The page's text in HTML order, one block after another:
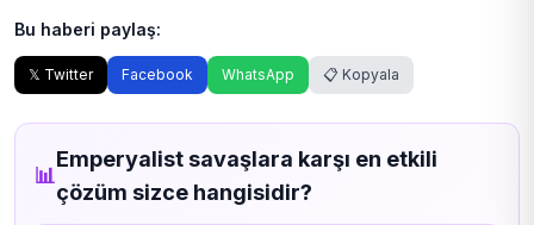
Bu haberi paylaş:
𝕏 Twitter Facebook WhatsApp 📋 Kopyala
📊
Emperyalist savaşlara karşı en etkili
çözüm sizce hangisidir?